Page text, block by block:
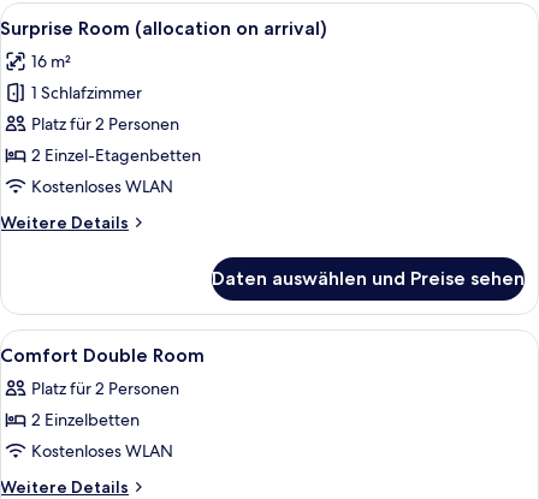
Alle
Fotos
für
Surprise
Room
(allocation
on
anzeigen
Ein Hotelzimmer mit Bett, einer
11
Surprise Room (allocation on arrival)
16 m²
1 Schlafzimmer
Platz für 2 Personen
2 Einzel-Etagenbetten
Kostenloses WLAN
Weitere Details
Weitere
Room
(allocation
on
Daten auswählen und Preise sehen
Alle
Fotos
für
Comfort
Double
Room
Allergikerbettwaren, Schreibtisch,
5
Comfort Double Room
Platz für 2 Personen
2 Einzelbetten
Kostenloses WLAN
Weitere Details
Weitere